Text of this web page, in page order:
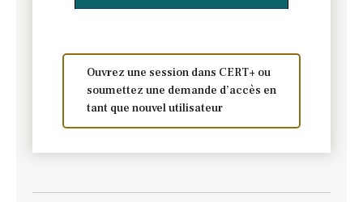
Ouvrez une session dans CERT+ ou
soumettez une demande d’accès en
tant que nouvel utilisateur